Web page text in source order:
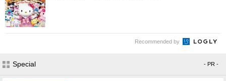
Recommended by
Special - PR -